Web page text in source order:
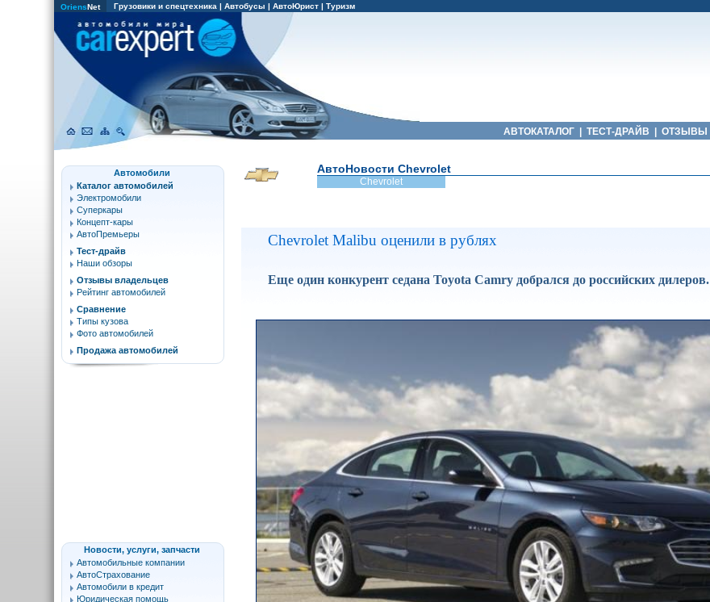
OriensNet Грузовики и спецтехника | Автобусы | АвтоЮрист | Туризм
АВТОКАТАЛОГ ТЕСТ-ДРАЙВ ОТЗЫВЫ
АвтоНовости Chevrolet
Chevrolet
Chevrolet Malibu оценили в рублях
Еще один конкурент седана Toyota Camry добрался до российских дилеров.
Автомобили
Каталог автомобилей
Электромобили
Суперкары
Концепт-кары
АвтоПремьеры
Тест-драйв
Наши обзоры
Отзывы владельцев
Рейтинг автомобилей
Сравнение
Типы кузова
Фото автомобилей
Продажа автомобилей
Новости, услуги, запчасти
Автомобильные компании
АвтоСтрахование
Автомобили в кредит
Юридическая помощь